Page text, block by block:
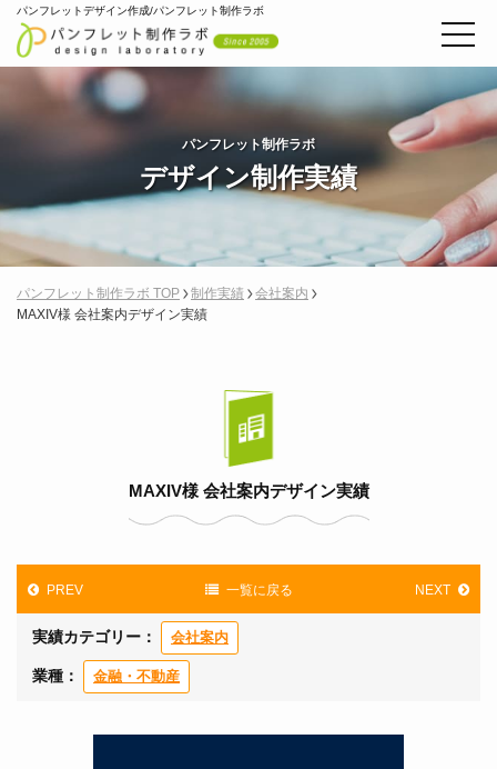
パンフレットデザイン作成/パンフレット制作ラボ
パンフレット制作ラボ
デザイン制作実績
パンフレット制作ラボ TOP 制作実績
会社案内
MAXIV様 会社案内デザイン実績
MAXIV様 会社案内デザイン実績
PREV 一覧に戻る NEXT
実績カテゴリー： 会社案内
業種： 金融・不動産